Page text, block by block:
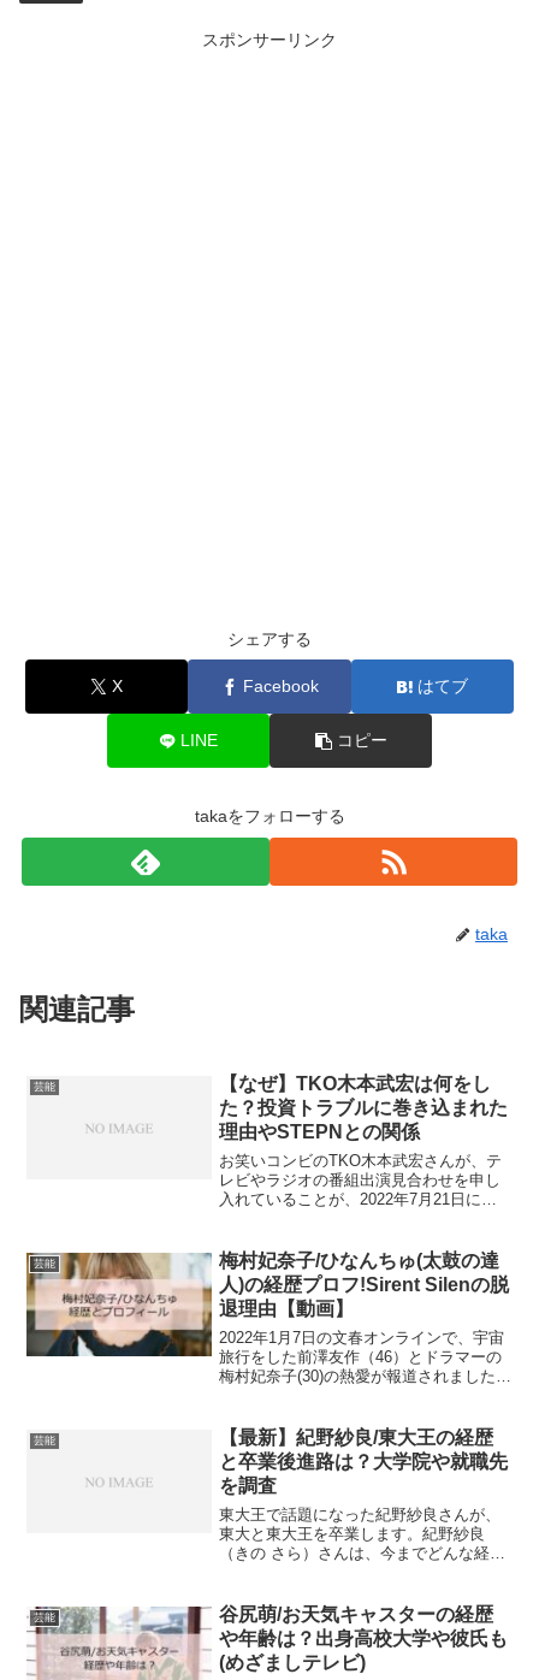
スポンサーリンク
シェアする
X Facebook はてブ
LINE コピー
takaをフォローする
taka
関連記事
芸能
【なぜ】TKO木本武宏は何をし
た？投資トラブルに巻き込まれた
理由やSTEPNとの関係
お笑いコンビのTKO木本武宏さんが、テ
レビやラジオの番組出演見合わせを申し
入れていることが、2022年7月21日に報
原因と言われています。TKO木本武宏さ
んが巻き込...
芸能
梅村妃奈子/ひなんちゅ(太鼓の達
人)の経歴プロフ!Sirent Silenの脱
退理由【動画】
2022年1月7日の文春オンラインで、宇宙
旅行をした前澤友作（46）とドラマーの
梅村妃奈子(30)の熱愛が報道されました。
梅村妃奈子/ひなんちゅの経歴・プロフィ
ール梅村...
芸能
【最新】紀野紗良/東大王の経歴
と卒業後進路は？大学院や就職先
を調査
東大王で話題になった紀野紗良さんが、
東大と東大王を卒業します。紀野紗良
（きの さら）さんは、今までどんな経歴
するのでしょうか。調べてみましたの
で、早速見てみましょう。 ...
芸能
谷尻萌/お天気キャスターの経歴
や年齢は？出身高校大学や彼氏も
(めざましテレビ)